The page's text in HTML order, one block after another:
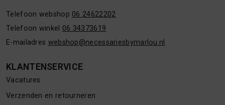
Telefoon webshop 06 24622202
Telefoon winkel 06 34373619
E-mailadres webshop@necessariesbymarlou.nl
KLANTENSERVICE
Vacatures
Verzenden en retourneren